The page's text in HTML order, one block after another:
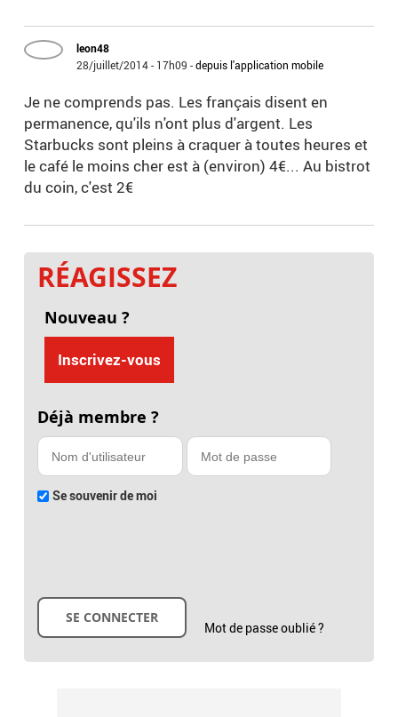
leon48
28/juillet/2014 - 17h09 -depuis l'application mobile
Je ne comprends pas. Les français disent en
permanence, qu'ils n'ont plus d'argent. Les
Starbucks sont pleins à craquer à toutes heures et
le café le moins cher est à (environ) 4€... Au bistrot
du coin, c'est 2€
RÉAGISSEZ
Nouveau ?
Inscrivez-vous
Déjà membre ?
Se souvenir de moi
Mot de passe oublié ?